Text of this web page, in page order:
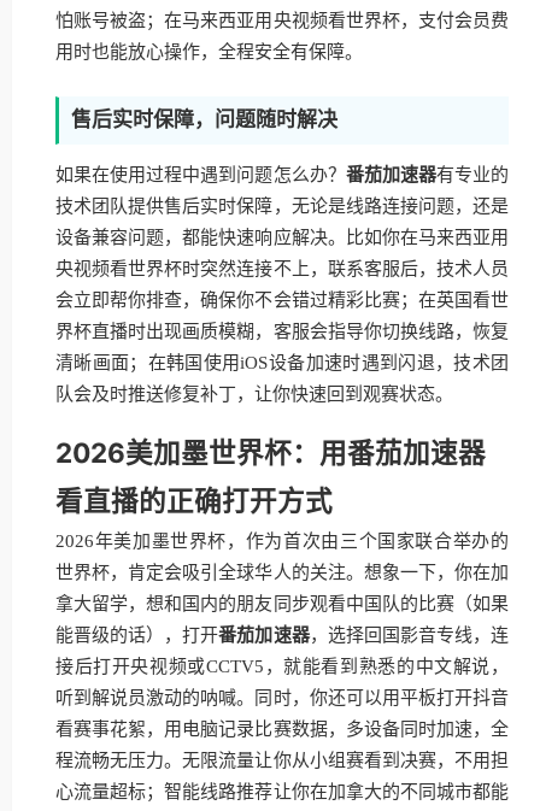
怕账号被盗；在马来西亚用央视频看世界杯，支付会员费
用时也能放心操作，全程安全有保障。
售后实时保障，问题随时解决
如果在使用过程中遇到问题怎么办？ 番茄加速器有专业的
技术团队提供售后实时保障，无论是线路连接问题，还是
设备兼容问题，都能快速响应解决。比如你在马来西亚用
央视频看世界杯时突然连接不上，联系客服后，技术人员
会立即帮你排查，确保你不会错过精彩比赛；在英国看世
界杯直播时出现画质模糊，客服会指导你切换线路，恢复
清晰画面；在韩国使用iOS设备加速时遇到闪退，技术团
队会及时推送修复补丁，让你快速回到观赛状态。
2026美加墨世界杯：用番茄加速器
看直播的正确打开方式
2026年美加墨世界杯，作为首次由三个国家联合举办的
世界杯，肯定会吸引全球华人的关注。想象一下，你在加
拿大留学，想和国内的朋友同步观看中国队的比赛（如果
能晋级的话），打开番茄加速器，选择回国影音专线，连
接后打开央视频或CCTV5，就能看到熟悉的中文解说，
听到解说员激动的呐喊。同时，你还可以用平板打开抖音
看赛事花絮，用电脑记录比赛数据，多设备同时加速，全
程流畅无压力。无限流量让你从小组赛看到决赛，不用担
心流量超标；智能线路推荐让你在加拿大的不同城市都能